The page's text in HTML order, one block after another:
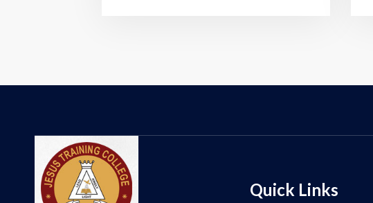
Quick Links